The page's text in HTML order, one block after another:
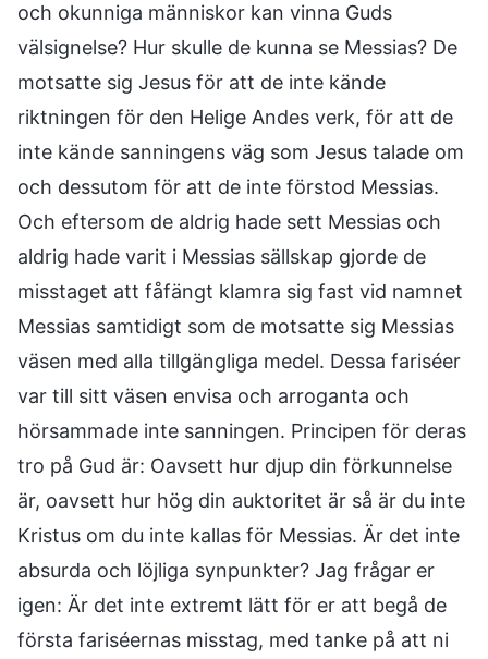
och okunniga människor kan vinna Guds
välsignelse? Hur skulle de kunna se Messias? De
motsatte sig Jesus för att de inte kände
riktningen för den Helige Andes verk, för att de
inte kände sanningens väg som Jesus talade om
och dessutom för att de inte förstod Messias.
Och eftersom de aldrig hade sett Messias och
aldrig hade varit i Messias sällskap gjorde de
misstaget att fåfängt klamra sig fast vid namnet
Messias samtidigt som de motsatte sig Messias
väsen med alla tillgängliga medel. Dessa fariséer
var till sitt väsen envisa och arroganta och
hörsammade inte sanningen. Principen för deras
tro på Gud är: Oavsett hur djup din förkunnelse
är, oavsett hur hög din auktoritet är så är du inte
Kristus om du inte kallas för Messias. Är det inte
absurda och löjliga synpunkter? Jag frågar er
igen: Är det inte extremt lätt för er att begå de
första fariséernas misstag, med tanke på att ni